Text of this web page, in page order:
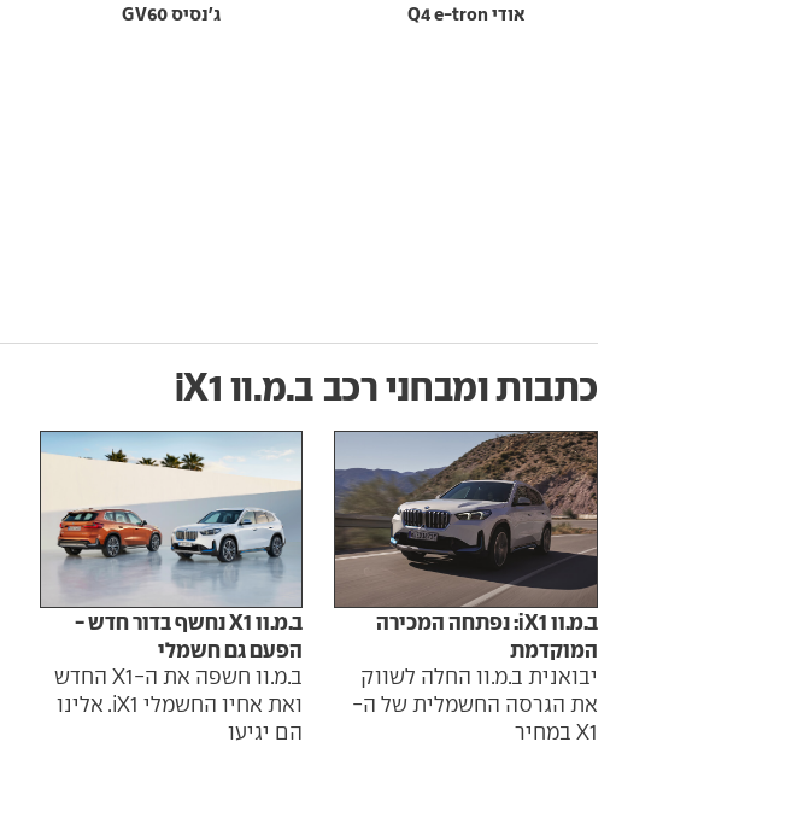
אודי Q4 e-tron ג'נסיס GV60
כתבות ומבחני רכב ב.מ.וו iX1
ב.מ.וו iX1: נפתחה המכירה
המוקדמת
יבואנית ב.מ.וו החלה לשווק
את הגרסה החשמלית של ה-
X1 במחיר
ב.מ.וו X1 נחשף בדור חדש -
הפעם גם חשמלי
ב.מ.וו חשפה את ה-X1 החדש
ואת אחיו החשמלי iX1. אלינו
הם יגיעו